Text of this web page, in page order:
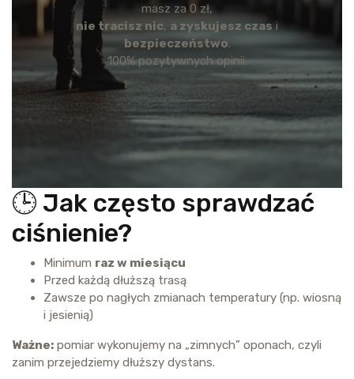
masz za 0 zł,
nie tracisz nic, a zyskujesz czasi
bezpieczeństwo.
100% pozytywnych opinii.
🕒 Jak często sprawdzać
ciśnienie?
Minimum raz w miesiącu
Przed każdą dłuższą trasą
Zawsze po nagłych zmianach temperatury (np. wiosną
i jesienią)
Ważne: pomiar wykonujemy na „zimnych” oponach, czyli
zanim przejedziemy dłuższy dystans.